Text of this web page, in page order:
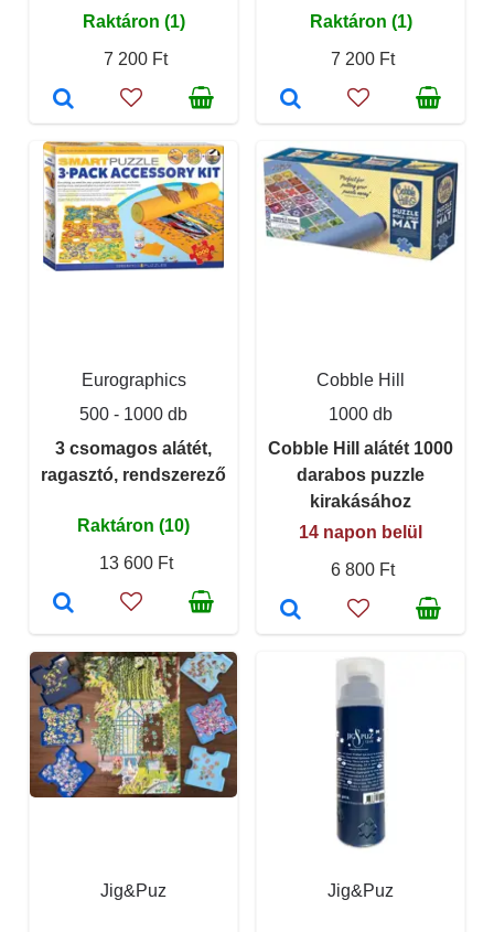
Raktáron (1)
7 200 Ft
Raktáron (1)
7 200 Ft
Eurographics
500 - 1000 db
3 csomagos alátét,
ragasztó, rendszerező
Raktáron (10)
13 600 Ft
Cobble Hill
1000 db
Cobble Hill alátét 1000
darabos puzzle
kirakásához
14 napon belül
6 800 Ft
Jig&Puz Jig&Puz